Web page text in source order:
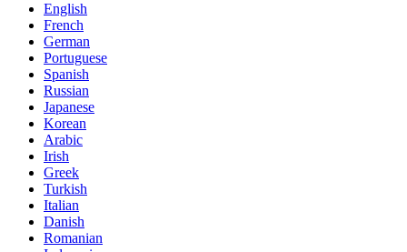
English
French
German
Portuguese
Spanish
Russian
Japanese
Korean
Arabic
Irish
Greek
Turkish
Italian
Danish
Romanian